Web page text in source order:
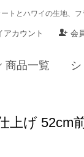
トとハワイの生地、
アカウント 会
商品一覧
げ 52cm